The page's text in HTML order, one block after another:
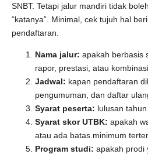
SNBT. Tetapi jalur mandiri tidak
“katanya”. Minimal, cek tujuh hal
pendaftaran.
Nama jalur: apakah berbasis
rapor, prestasi, atau
Jadwal: kapan pendaftaran
pengumuman, dan daftar
Syarat peserta: lulusan
Syarat skor UTBK: apakah
atau ada batas minimum
Program studi: apakah prodi